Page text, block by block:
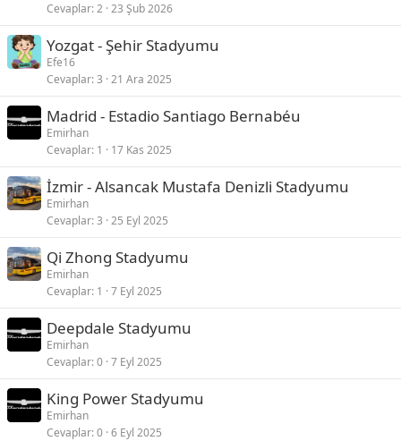
Cevaplar 2 23 Şub 2026
Yozgat - Şehir Stadyumu
Efe16
Cevaplar 3 21 Ara 2025
Madrid - Estadio Santiago Bernabéu
Emirhan
Cevaplar 1 17 Kas 2025
İzmir - Alsancak Mustafa Denizli Stadyumu
Emirhan
Cevaplar 3 25 Eyl 2025
Qi Zhong Stadyumu
Emirhan
Cevaplar 1 7 Eyl 2025
Deepdale Stadyumu
Emirhan
Cevaplar 0 7 Eyl 2025
King Power Stadyumu
Emirhan
Cevaplar 0 6 Eyl 2025